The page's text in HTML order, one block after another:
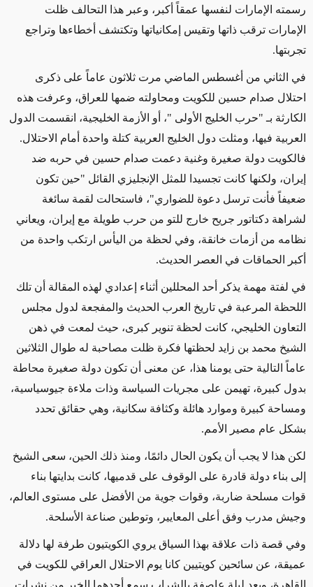
رسمته الإمارات لنفسها عمقاً أكبر، وعبر هذا التحالف ظلت
الإمارات ترقب ذاتها وتقيس إمكانياتها وتكتشف أخطاءها وتراجع
تجربتها.
في الثاني من أغسطس الماضي مرت ثلاثون عاماً على ذكرى
احتلال صدام حسين للكويت ومحاولته ضمها للعراق، وعرفت هذه
الكارثة بـ "حرب الخليج الأولى "، أو الأزمة الخليجية، انقسمت الدول
العربية فيها، ومثلت دول الخليج العربية كتلة واحدة أمام الاحتلال.
فالكويت دولة صغيرة وغنية دعمت صدام حسين في حربه ضد
إيران، ولكنها كانت تجسيدا للمثل الإنجليزي القائل "حين تكون
ضعيفاً فأنت ترسل دعوة للضواري"، فاستحالت لقمة سائغة
لشراهة دكتاتور جريح خارج للتو من حرب طويلة مع إيران، ويعاني
نظامه من أزمات خانقة، وفي لحظة من اليأس ارتكب واحدة من
أكبر الحماقات في العصر الحديث.
في لفتة مهمة يذكر أحد المحللين أثناء إعدادي لهذه المقالة أن تلك
اللحظة المرعبة في تاريخ العرب الحديث والمفجعة لدول مجلس
التعاون الخليجي، كانت لحظة تنوير كبرى، حيث لمعت في ذهن
الشيخ محمد بن زايد لحظتها فكرة ظلت مصاحبة له طوال الثلاثين
عاماً التالية حتى يومنا هذا، عن معنى أن تكون دولة صغيرة محاطة
بدول كبيرة، تهيمن على مجريات السياسة وذات ملاءة جيوسياسية،
ومساحة كبيرة وموارد هائلة وكثافة سكانية، وهي حقائق تحدد
بشكل عام مصير الأمم.
لكن هذا لا يجب أن يكون الحال دائمًا، ومنذ ذلك الحين، سعى الشيخ
إلى بناء دولة قادرة على الوقوف على قدميها، كانت بدايتها بناء
قوات مسلحة ضاربة، وقوات جوية من الأفضل على مستوى العالم،
وجيش مدرب وفق أعلى المعايير، وتوطين صناعة الأسلحة.
وفي قصة ذات علاقة بهذا السياق يروي الكويتيون طرفة لها دلالة
عميقة، عن سائحين كويتيين كانا يوم الاحتلال العراقي للكويت في
القاهرة، وبعد ليلة عاصفة بالشراب سمع أحدهما الخبر من نشرات